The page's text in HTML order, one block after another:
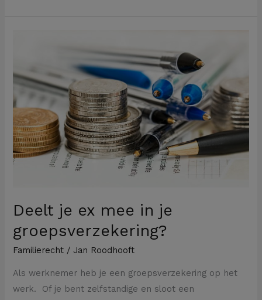
Deelt je ex mee in je
groepsverzekering?
Familierecht / Jan Roodhooft
Als werknemer heb je een groepsverzekering op het
werk. Of je bent zelfstandige en sloot een
mee
in
je
groepsverzekering?